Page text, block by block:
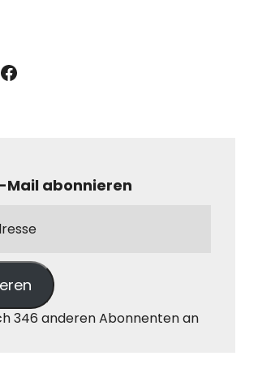
Mail abonnieren
346 anderen Abonnenten an